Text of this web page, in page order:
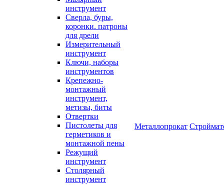
инструмент
Сверла, буры,
коронки. патроны
для дрели
Измерительный
инструмент
Ключи, наборы
инструментов
Крепежно-
монтажный
инструмент,
метизы, биты
Отвертки
Пистолеты для
герметиков и
монтажной пены
Режущий
инструмент
Столярный
инструмент
Металлопрокат